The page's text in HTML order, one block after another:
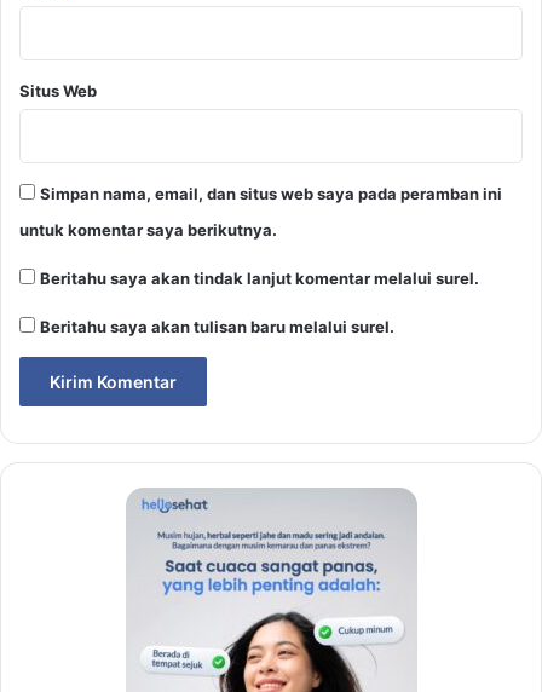
Situs Web
Simpan nama, email, dan situs web saya pada peramban ini
untuk komentar saya berikutnya.
Beritahu saya akan tindak lanjut komentar melalui surel.
Beritahu saya akan tulisan baru melalui surel.